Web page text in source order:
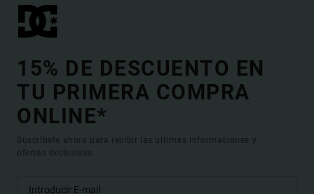
15% DE DESCUENTO EN
TU PRIMERA COMPRA
ONLINE*
Suscríbete ahora para recibir las ultimas informaciones y
ofertas exclusivas.